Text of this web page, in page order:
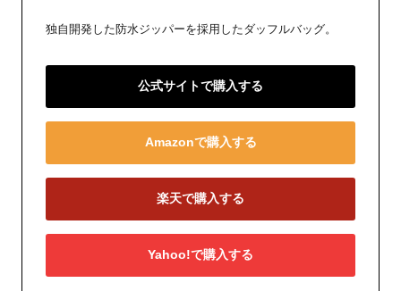
独自開発した防水ジッパーを採用したダッフルバッグ。
公式サイトで購入する
Amazonで購入する
楽天で購入する
Yahoo!で購入する